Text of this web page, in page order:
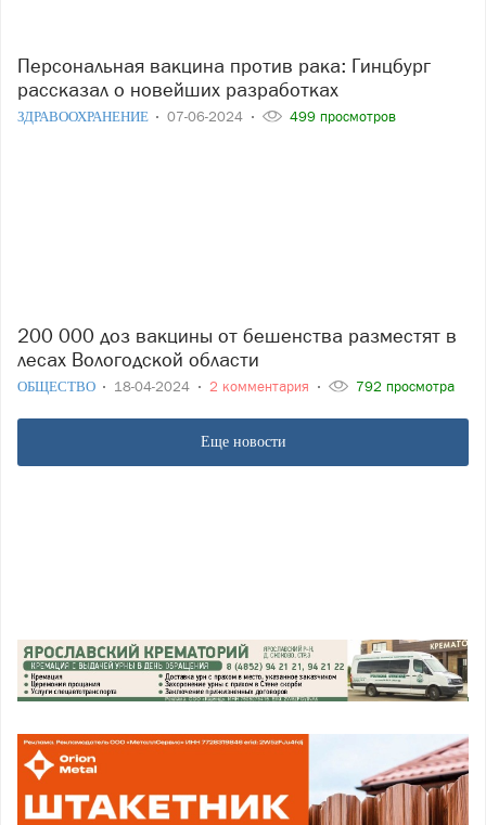
Персональная вакцина против рака: Гинцбург
рассказал о новейших разработках
ЗДРАВООХРАНЕНИЕ 07-06-2024 499 просмотров
200 000 доз вакцины от бешенства разместят в
лесах Вологодской области
ОБЩЕСТВО 18-04-2024 2 комментария 792 просмотра
Еще новости